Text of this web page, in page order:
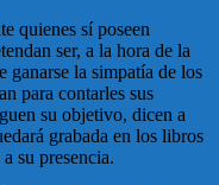
quienes sí poseen
ser, a la hora de la
ganarse la simpatía de los
para contarles sus
su objetivo, dicen a
grabada en los libros
su presencia.